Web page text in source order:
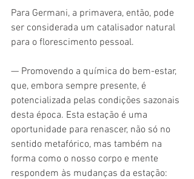
Para Germani, a primavera, então, pode
ser considerada um catalisador natural
para o florescimento pessoal.
— Promovendo a química do bem-estar,
que, embora sempre presente, é
potencializada pelas condições sazonais
desta época. Esta estação é uma
oportunidade para renascer, não só no
sentido metafórico, mas também na
forma como o nosso corpo e mente
respondem às mudanças da estação: